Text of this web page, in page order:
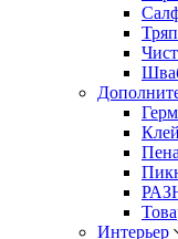
Клей
Интерьер